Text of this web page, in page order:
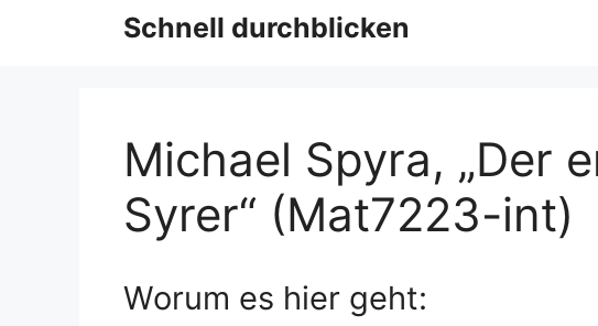
Schnell durchblicken
Michael Spyra, „Der
Syrer“ (Mat7223-int)
Worum es hier geht: